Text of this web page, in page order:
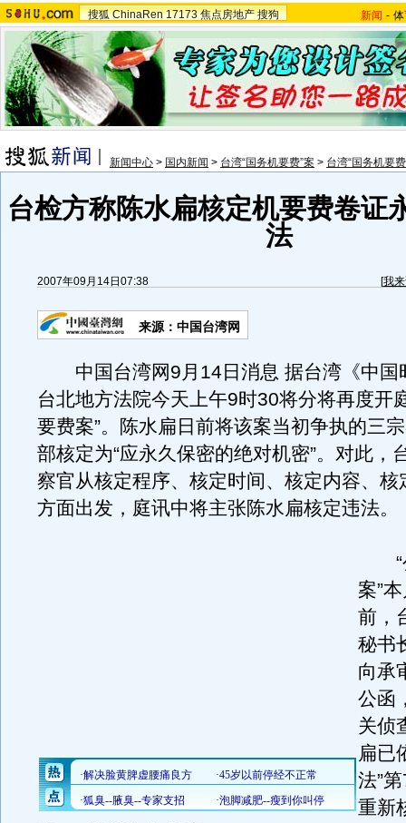
搜狐 ChinaRen 17173 焦点房地产 搜狗 新闻 -
新闻中心 > 国内新闻 > 台湾“国务机要费”案 > 台湾“国务机要
台检方称陈水扁核定机要费卷证
法
2007年09月14日07:38 [我
来源：中国台湾网
中国台湾网9月14日消息 据台湾《中国
台北地方法院今天上午9时30将分将再度开
要费案”。陈水扁日前将该案当初争执的三
部核定为“应永久保密的绝对机密”。对此，
察官从核定程序、核定时间、核定内容、核
方面出发，庭讯中将主张陈水扁核定违法。
“
案”
前，
秘书
向承
公函
关侦
扁已
法”
重新